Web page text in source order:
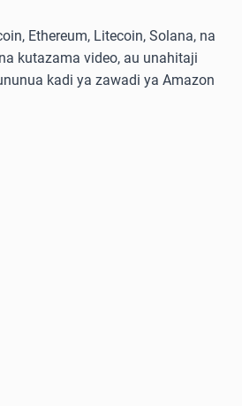
Ethereum, Litecoin, Solana, na
kutazama video, au unahitaji
kadi ya zawadi ya Amazon